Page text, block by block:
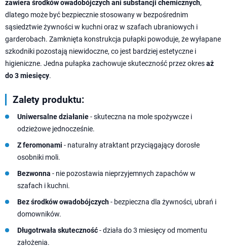
zawiera środków owadobójczych ani substancji chemicznych,
dlatego może być bezpiecznie stosowany w bezpośrednim
sąsiedztwie żywności w kuchni oraz w szafach ubraniowych i
garderobach. Zamknięta konstrukcja pułapki powoduje, że wyłapane
szkodniki pozostają niewidoczne, co jest bardziej estetyczne i
higieniczne. Jedna pułapka zachowuje skuteczność przez okresaż
do 3 miesięcy.
Zalety produktu:
Uniwersalne działanie- skuteczna na mole spożywcze i
odzieżowe jednocześnie.
Z feromonami - naturalny atraktant przyciągający dorosłe
osobniki moli.
Bezwonna - nie pozostawia nieprzyjemnych zapachów w
szafach i kuchni.
Bez środków owadobójczych- bezpieczna dla żywności, ubrań i
domowników.
Długotrwała skuteczność- działa do 3 miesięcy od momentu
założenia.